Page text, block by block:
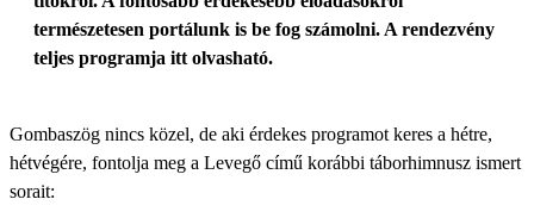
természetesen portálunk is be fog számolni. A rendezvény
teljes programja itt olvasható.
Gombaszög nincs közel, de aki érdekes programot keres a hétre,
hétvégére, fontolja meg a Levegő című korábbi táborhimnusz ismert
sorait: